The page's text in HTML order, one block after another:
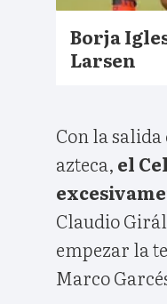
Borja
Larsen
Con la
azteca, el
Claudio
empezar la
Marco